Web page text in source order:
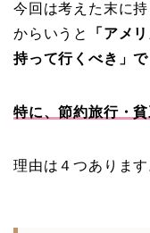
今回は考えた末に
からいうと
「アメ
持って行くべき」で
特に、節約旅行・
理由は４つありま